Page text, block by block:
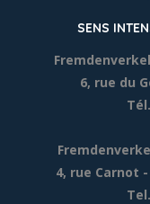
SENS
6, rue du
4, rue Carnot